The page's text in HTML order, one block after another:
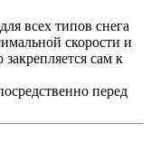
всех типов снега
скорости и
сам к
перед